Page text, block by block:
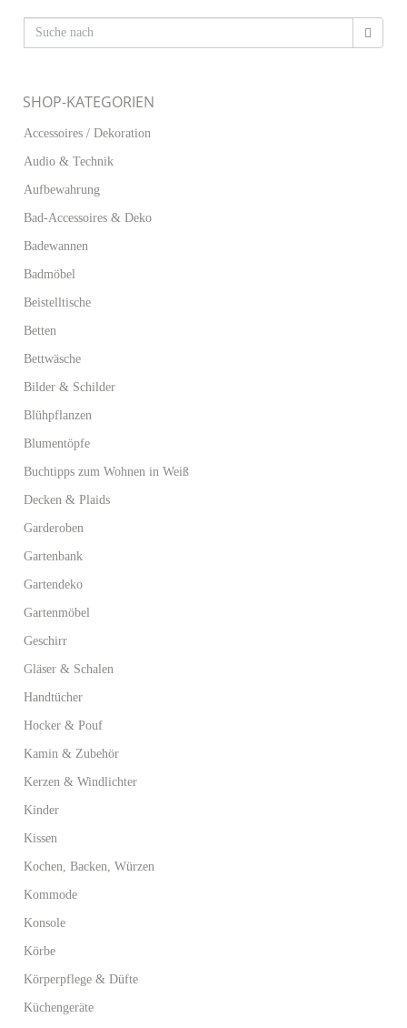
SHOP-KATEGORIEN
Accessoires / Dekoration
Audio & Technik
Aufbewahrung
Bad-Accessoires & Deko
Badewannen
Badmöbel
Beistelltische
Betten
Bettwäsche
Bilder & Schilder
Blühpflanzen
Blumentöpfe
Buchtipps zum Wohnen in Weiß
Decken & Plaids
Garderoben
Gartenbank
Gartendeko
Gartenmöbel
Geschirr
Gläser & Schalen
Handtücher
Hocker & Pouf
Kamin & Zubehör
Kerzen & Windlichter
Kinder
Kissen
Kochen, Backen, Würzen
Kommode
Konsole
Körbe
Körperpflege & Düfte
Küchengeräte